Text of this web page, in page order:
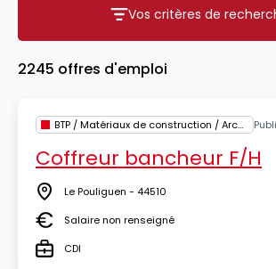
Vos critères
Vos critères de
2245 offres d'emploi
BTP / Matériaux de construction / Architecture
Coffreur bancheur F/H
Lieu Le Pouliguen - 44510
SalaireSalaire non renseigné
TypeCDI